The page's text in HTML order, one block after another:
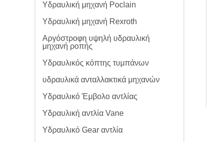
Υδραυλική μηχανή Poclain
Υδραυλική μηχανή Rexroth
Αργόστροφη υψηλή υδραυλική
μηχανή ροπής
Υδραυλικός κόπτης τυμπάνων
υδραυλικά ανταλλακτικά μηχανών
Υδραυλικό Έμβολο αντλίας
Υδραυλική αντλία Vane
Υδραυλικό Gear αντλία